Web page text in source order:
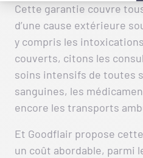
Cette garantie couvre
d’une cause extérieure
y compris les
couverts, citons les
soins intensifs de toutes
sanguines, les
encore les transports
Et Goodflair propose
un coût abordable, parmi